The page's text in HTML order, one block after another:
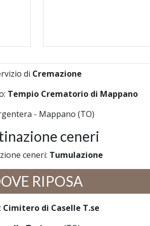
di Cremazione
Tempio Crematorio di Mappano
- Mappano (TO)
ceneri
ceneri: Tumulazione
RIPOSA
Cimitero di Caselle T.se